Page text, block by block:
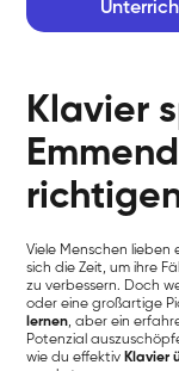
Klavier
Viele Menschen lieben
sich die Zeit, um ihre
zu verbessern. Doch
oder eine großartige
lernen, aber ein
Potenzial
wie du effektiv Klavier